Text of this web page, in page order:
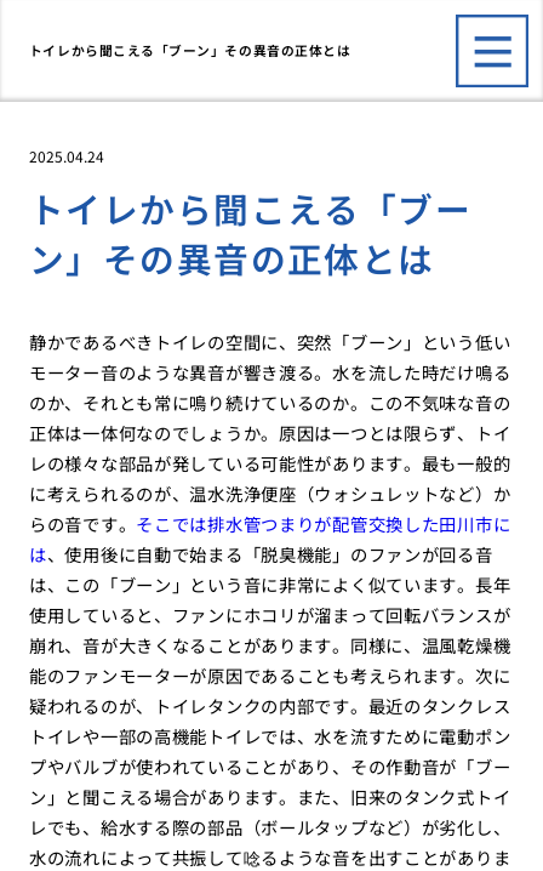
トイレから聞こえる「ブーン」その異音の正体とは
2025.04.24
トイレから聞こえる「ブー
ン」その異音の正体とは
静かであるべきトイレの空間に、突然「ブーン」という低い
モーター音のような異音が響き渡る。水を流した時だけ鳴る
のか、それとも常に鳴り続けているのか。この不気味な音の
正体は一体何なのでしょうか。原因は一つとは限らず、トイ
レの様々な部品が発している可能性があります。最も一般的
に考えられるのが、温水洗浄便座（ウォシュレットなど）か
らの音です。 そこでは排水管つまりが配管交換した田川市に
は、使用後に自動で始まる「脱臭機能」のファンが回る音
は、この「ブーン」という音に非常によく似ています。長年
使用していると、ファンにホコリが溜まって回転バランスが
崩れ、音が大きくなることがあります。同様に、温風乾燥機
能のファンモーターが原因であることも考えられます。次に
疑われるのが、トイレタンクの内部です。最近のタンクレス
トイレや一部の高機能トイレでは、水を流すために電動ポン
プやバルブが使われていることがあり、その作動音が「ブー
ン」と聞こえる場合があります。また、旧来のタンク式トイ
レでも、給水する際の部品（ボールタップなど）が劣化し、
水の流れによって共振して唸るような音を出すことがありま